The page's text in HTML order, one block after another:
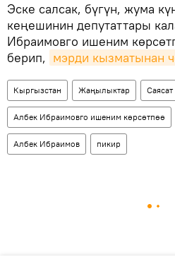
Эске салсак, бүгүн, жума
кеңешинин депутаттары
Ибраимовго ишеним
берип, мэрди кызматынан
Кыргызстан Жаңылыктар Саясат
Албек Ибраимовго ишеним көрсөтпөө
Албек Ибраимов пикир